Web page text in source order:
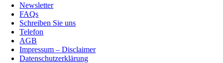
Newsletter
FAQs
Schreiben Sie uns
Telefon
AGB
Impressum – Disclaimer
Datenschutzerklärung